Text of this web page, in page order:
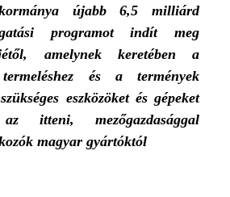
újabb 6,5 milliárd
programot indít meg
amelynek keretében a
termeléshez és a termények
eszközöket és gépeket
itteni, mezőgazdasággal
magyar gyártóktól